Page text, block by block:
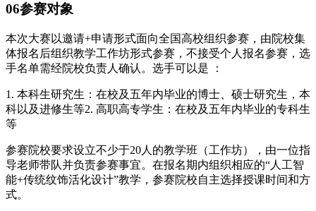
06参赛对象
本次大赛以邀请+申请形式面向全国高校组织参赛，由院校集
体报名后组织教学工作坊形式参赛，不接受个人报名参赛，选
手名单需经院校负责人确认。选手可以是 ：
1. 本科生研究生：在校及五年内毕业的博士、硕士研究生，本
科以及进修生等2. 高职高专学生：在校及五年内毕业的专科生
等
参赛院校要求设立不少于20人的教学班（工作坊），由一位指
导老师带队并负责参赛事宜。在报名期内组织相应的“人工智
能+传统纹饰活化设计”教学，参赛院校自主选择授课时间和方
式。